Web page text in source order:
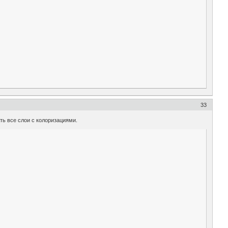
33
все слои с колоризациями.